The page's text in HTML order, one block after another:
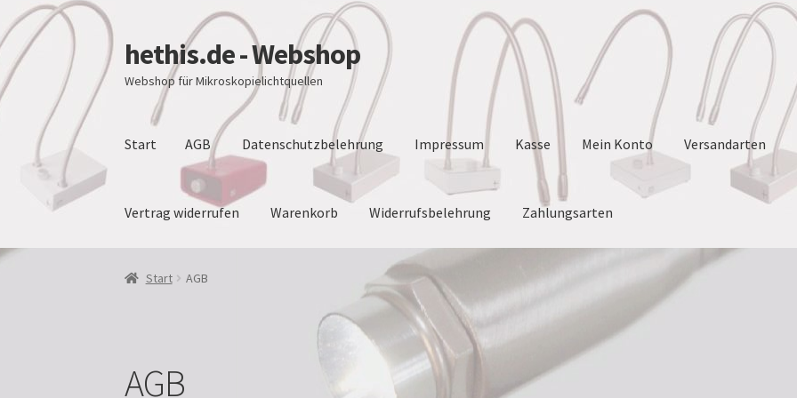
Zur
Navigation
springen
Zum
Inhalt
springen
hethis.de - Webshop
Webshop für Mikroskopielichtquellen
Start AGB Datenschutzbelehrung Impressum Kasse Mein Konto Versandarten
Vertrag widerrufen Warenkorb Widerrufsbelehrung Zahlungsarten
Start AGB Datenschutzbelehrung Impressum Kasse Versandarten Vertrag widerrufen
Zahlungsarten
Start AGB
AGB